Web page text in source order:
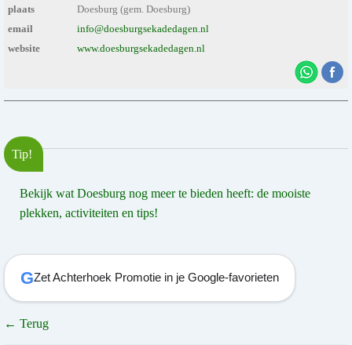
plaats
Doesburg (gem. Doesburg)
email
info@doesburgsekadedagen.nl
website
www.doesburgsekadedagen.nl
Tip!
Bekijk wat Doesburg nog meer te bieden heeft: de mooiste
plekken, activiteiten en tips!
GZet Achterhoek Promotie in je Google-favorieten
← Terug